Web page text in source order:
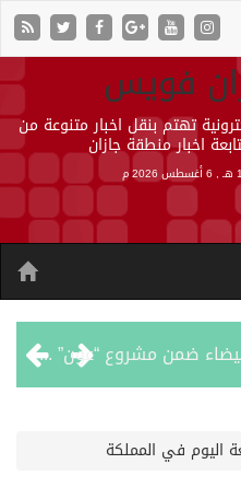
فويس
تهتم بنقل اخبار متنوعة من
اخبار منطقة جازان
6 أغسطس 2026 م
50 عملية ناجحة للمياه البيضاء ضمن مشروع “عون” في جازان
اليوم في المملكة